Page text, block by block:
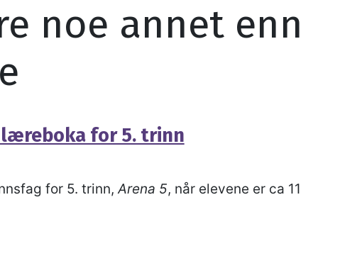
noe annet enn
for 5. trinn
for 5. trinn,Arena 5, når elevene er ca 11